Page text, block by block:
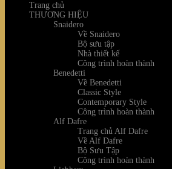
Trang chủ
THƯƠNG HIỆU
Snaidero
Về Snaidero
Bộ sưu tập
Nhà thiết kế
Công trình hoàn thành
Benedetti
Về Benedetti
Classic Style
Contemporary Style
Công trình hoàn thành
Alf Dafre
Trang chủ Alf Dafre
Về Alf Dafre
Bộ Sưu Tập
Công trình hoàn thành